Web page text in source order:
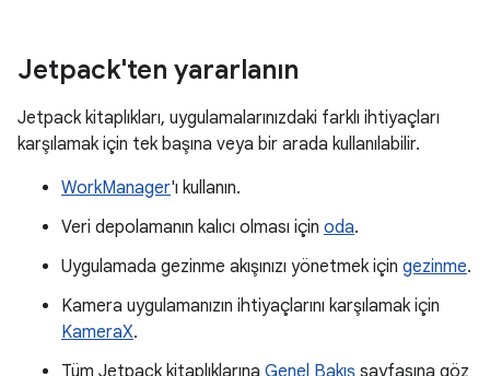
Jetpack'ten yararlanın
Jetpack kitaplıkları, uygulamalarınızdaki farklı ihtiyaçları
karşılamak için tek başına veya bir arada kullanılabilir.
WorkManager'ı kullanın.
Veri depolamanın kalıcı olması için oda.
Uygulamada gezinme akışınızı yönetmek için gezinme.
Kamera uygulamanızın ihtiyaçlarını karşılamak için
KameraX.
Tüm Jetpack kitaplıklarına Genel Bakış sayfasına göz